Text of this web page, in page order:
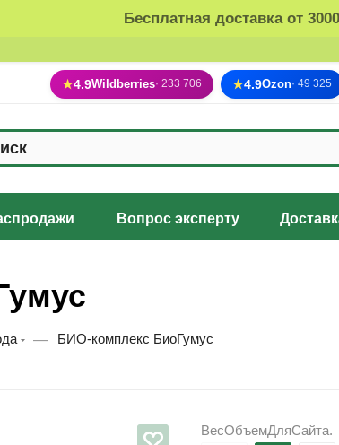
Бесплатная доставка от
★4.9Wildberries· 233 706 ★4.9Ozon· 49 325
Вопрос эксперту
— БИО-комплекс БиоГумус
ВесОбъемДляСайта.